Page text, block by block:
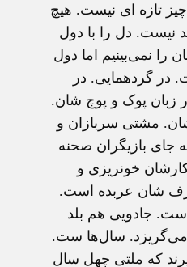
تازه ای نیست. هیچ
نیست. دل را با دول
را نمی‌بینیم اما دول
گردهمایی. در
زبان پوک و پوچ شان.
مشتی سربازان و
جای بازیگران صحنه
خونریزی و
شان عربده است.
جادویی هم بلد
می‌گریزد. سال‌ها ست.
که ملتی چهل سال